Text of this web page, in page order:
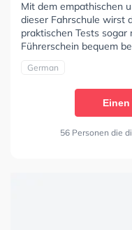
Mit dem empathischen
dieser Fahrschule wirst
praktischen Tests
Führerschein bequem
German
56 Personen die